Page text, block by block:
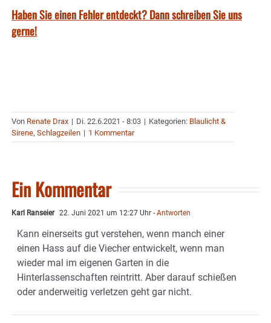
Haben Sie einen Fehler entdeckt? Dann schreiben Sie uns
gerne!
Von Renate Drax | Di. 22.6.2021 - 8:03 | Kategorien: Blaulicht &
Sirene, Schlagzeilen | 1 Kommentar
Ein Kommentar
Karl Ranseier 22. Juni 2021 um 12:27 Uhr - Antworten
Kann einerseits gut verstehen, wenn manch einer
einen Hass auf die Viecher entwickelt, wenn man
wieder mal im eigenen Garten in die
Hinterlassenschaften reintritt. Aber darauf schießen
oder anderweitig verletzen geht gar nicht.